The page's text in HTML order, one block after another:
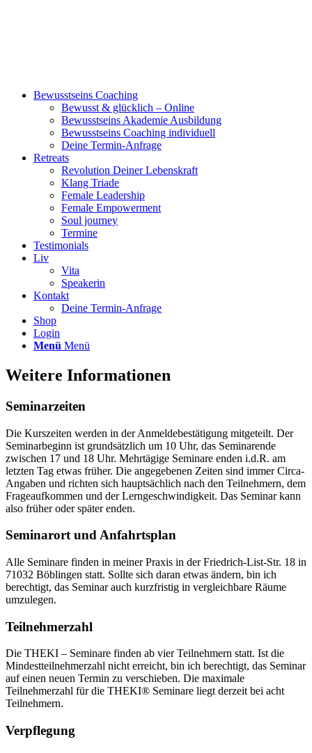
Bewusstseins Coaching
Bewusst & glücklich – Online
Bewusstseins Akademie Ausbildung
Bewusstseins Coaching individuell
Deine Termin-Anfrage
Retreats
Revolution Deiner Lebenskraft
Klang Triade
Female Leadership
Female Empowerment
Soul journey
Termine
Testimonials
Liv
Vita
Speakerin
Kontakt
Deine Termin-Anfrage
Shop
Login
Menü Menü
Weitere Informationen
Seminarzeiten
Die Kurszeiten werden in der Anmeldebestätigung mitgeteilt. Der
Seminarbeginn ist grundsätzlich um 10 Uhr, das Seminarende
zwischen 17 und 18 Uhr. Mehrtägige Seminare enden i.d.R. am
letzten Tag etwas früher. Die angegebenen Zeiten sind immer Circa-
Angaben und richten sich hauptsächlich nach den Teilnehmern, dem
Frageaufkommen und der Lerngeschwindigkeit. Das Seminar kann
also früher oder später enden.
Seminarort und Anfahrtsplan
Alle Seminare finden in meiner Praxis in der Friedrich-List-Str. 18 in
71032 Böblingen statt. Sollte sich daran etwas ändern, bin ich
berechtigt, das Seminar auch kurzfristig in vergleichbare Räume
umzulegen.
Teilnehmerzahl
Die THEKI – Seminare finden ab vier Teilnehmern statt. Ist die
Mindestteilnehmerzahl nicht erreicht, bin ich berechtigt, das Seminar
auf einen neuen Termin zu verschieben. Die maximale
Teilnehmerzahl für die THEKI® Seminare liegt derzeit bei acht
Teilnehmern.
Verpflegung